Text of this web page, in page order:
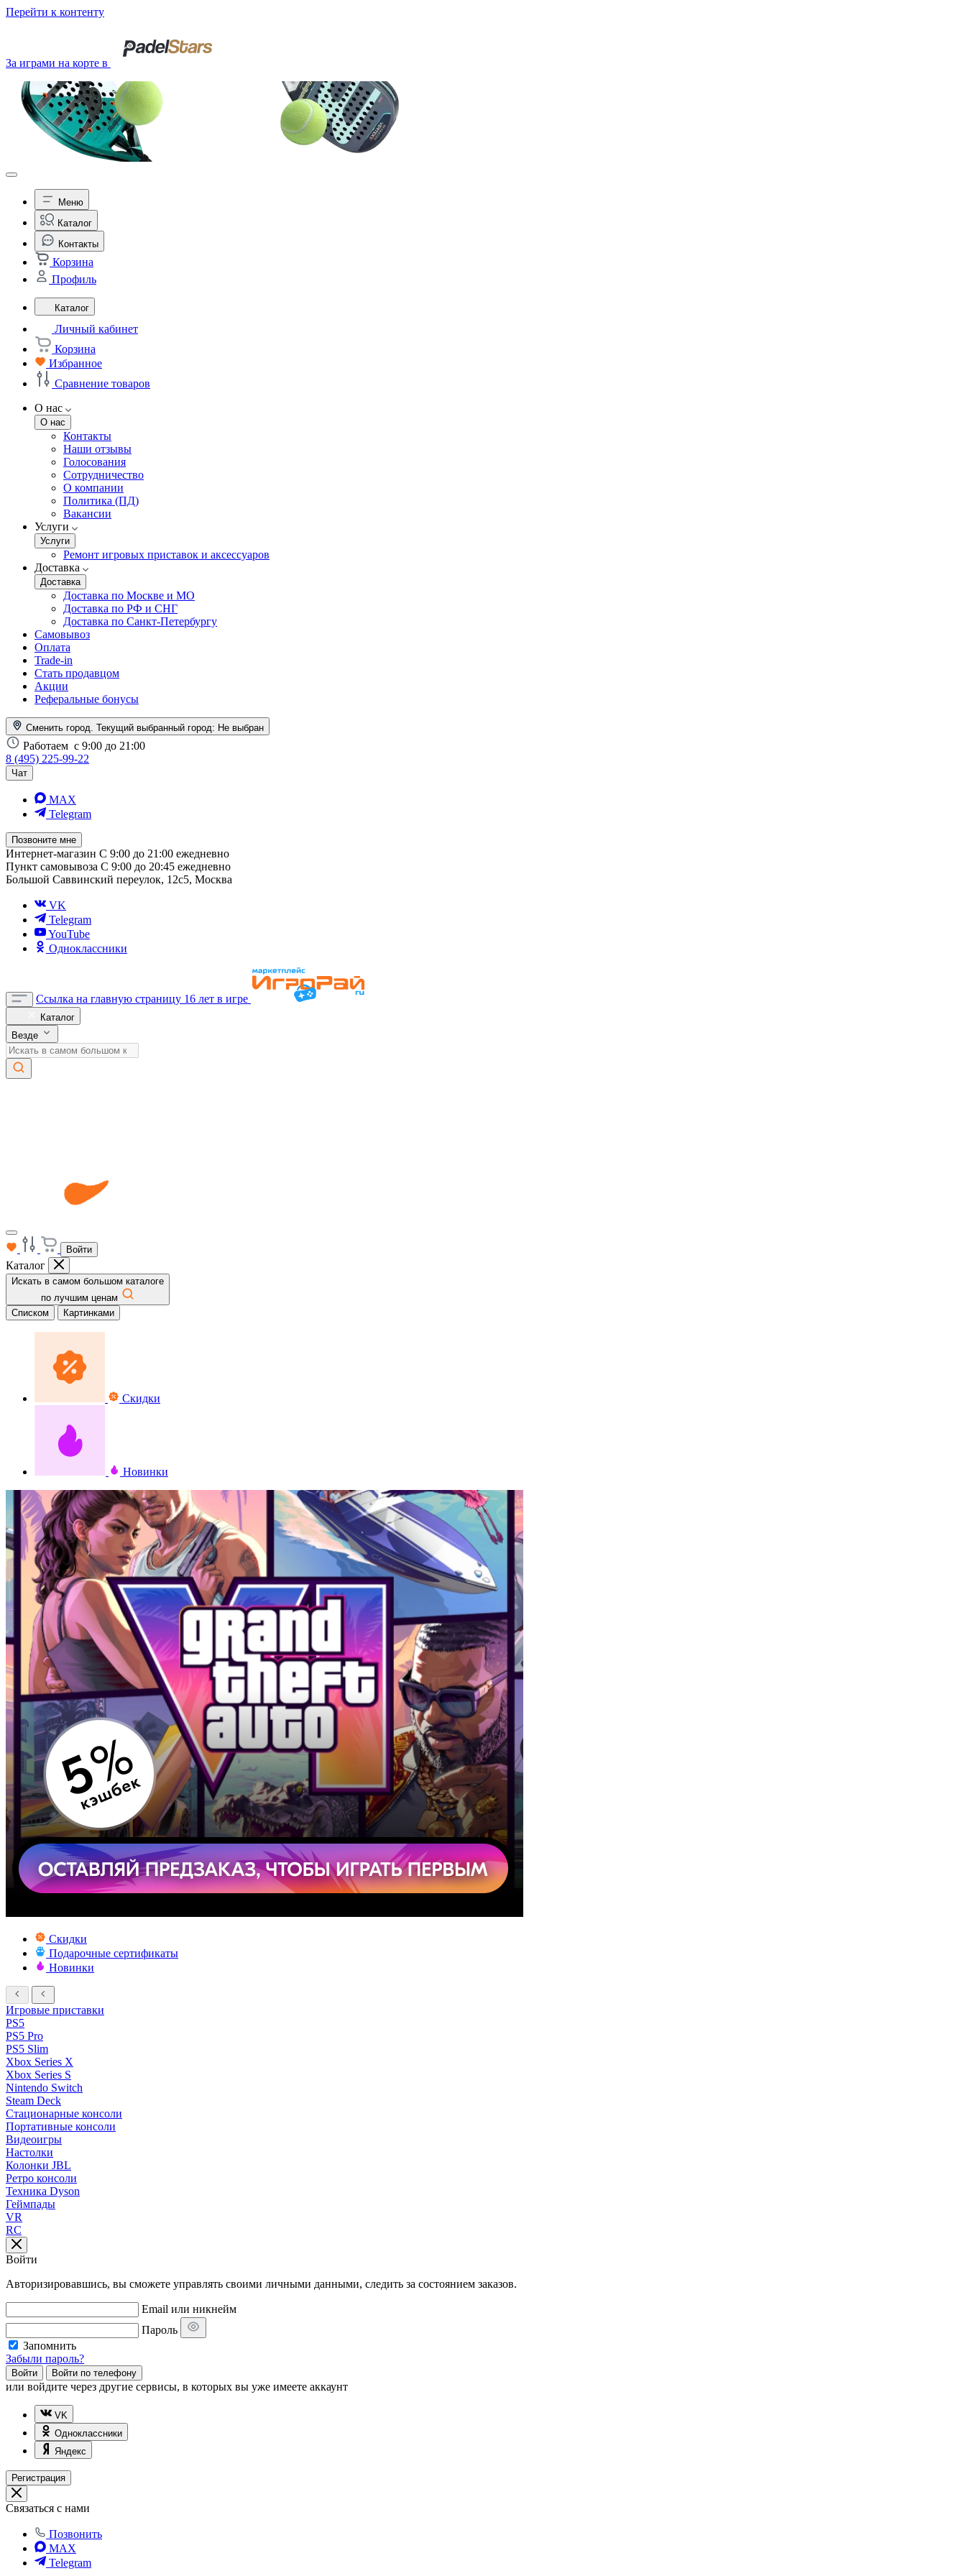
Перейти к контенту
За играми на корте в
Меню
Каталог
Контакты
Корзина
Профиль
Каталог
Личный кабинет
Корзина
Избранное
Сравнение товаров
О нас
О нас
Контакты
Наши отзывы
Голосования
Сотрудничество
О компании
Политика (ПД)
Вакансии
Услуги
Услуги
Ремонт игровых приставок и аксессуаров
Доставка
Доставка
Доставка по Москве и МО
Доставка по РФ и СНГ
Доставка по Санкт-Петербургу
Самовывоз
Оплата
Trade-in
Стать продавцом
Акции
Реферальные бонусы
Сменить город. Текущий выбранный город: Не выбран
Работаем с 9:00 до 21:00
8 (495) 225-99-22
Чат
MAX
Telegram
Позвоните мне
Интернет-магазин С 9:00 до 21:00 ежедневно
Пункт самовывоза С 9:00 до 20:45 ежедневно
Большой Саввинский переулок, 12с5, Москва
VK
Telegram
YouTube
Одноклассники
Ссылка на главную страницу 16 лет в игре
Каталог
Везде
Войти
Каталог
Искать в самом большом каталоге
по лучшим ценам
Списком
Картинками
Скидки
Новинки
Скидки
Подарочные сертификаты
Новинки
Игровые приставки
PS5
PS5 Pro
PS5 Slim
Xbox Series X
Xbox Series S
Nintendo Switch
Steam Deck
Стационарные консоли
Портативные консоли
Видеоигры
Настолки
Колонки JBL
Ретро консоли
Техника Dyson
Геймпады
VR
RC
Войти
Авторизировавшись, вы сможете управлять своими личными данными, следить за состоянием заказов.
Email или никнейм
Пароль
Запомнить
Забыли пароль?
Войти Войти по телефону
или войдите через другие сервисы, в которых вы уже имеете аккаунт
VK
Одноклассники
Яндекс
Регистрация
Связаться с нами
Позвонить
MAX
Telegram